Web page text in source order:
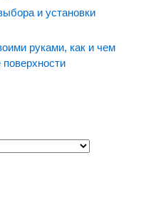
и установки
руками, как и чем
поверхности